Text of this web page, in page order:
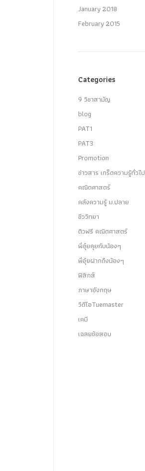
January 2018
February 2015
Categories
9 วิชาสามัญ
blog
PAT1
PAT3
Promotion
ข่าวสาร เกร็ดความรู้ทั่วไป
คณิตศาสตร์
คลังความรู้ ม.ปลาย
ชีววิทยา
ติวฟรี คณิตศาสตร์
พี่อุ๋ยคุยกับน้องๆ
พี่อุ๋ยฝากถึงน้องๆ
ฟิสิกส์
ภาษาอังกฤษ
วีดีโอTuemaster
เคมี
เฉลยข้อสอบ